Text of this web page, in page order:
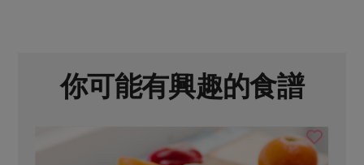
你可能有興趣的食譜